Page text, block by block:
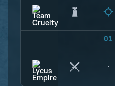
01